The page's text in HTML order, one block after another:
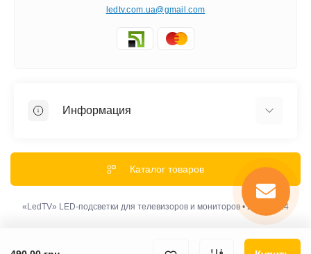
ledtv.com.ua@gmail.com
Информация
Обмен и Возврат
Оплата
Каталог товаров
«LedTV» LED-подсветки для телевизоров и мониторов • 2012-2024